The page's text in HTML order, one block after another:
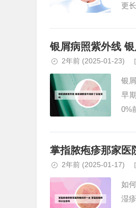
更
银屑病照紫外线
2年前 (2025-01-23)
银
早
0%
掌指脓疱疹那家医
2年前 (2025-01-17)
如
湿